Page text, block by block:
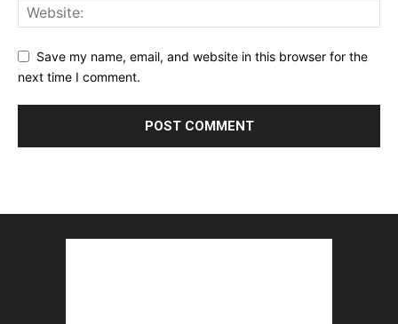
Save my name, email, and website in this browser for the
next time I comment.